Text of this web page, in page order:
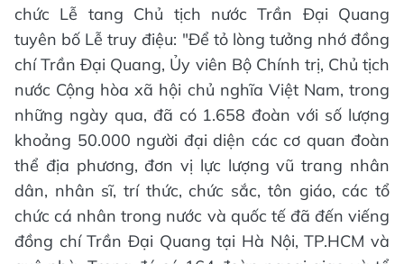
chức Lễ tang Chủ tịch nước Trần Đại Quang
tuyên bố Lễ truy điệu: "Để tỏ lòng tưởng nhớ đồng
chí Trần Đại Quang, Ủy viên Bộ Chính trị, Chủ tịch
nước Cộng hòa xã hội chủ nghĩa Việt Nam, trong
những ngày qua, đã có 1.658 đoàn với số lượng
khoảng 50.000 người đại diện các cơ quan đoàn
thể địa phương, đơn vị lực lượng vũ trang nhân
dân, nhân sĩ, trí thức, chức sắc, tôn giáo, các tổ
chức cá nhân trong nước và quốc tế đã đến viếng
đồng chí Trần Đại Quang tại Hà Nội, TP.HCM và